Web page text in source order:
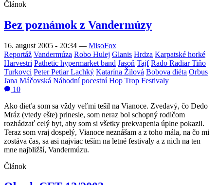
Článok
Bez poznámok z Vandermúzy
16. august 2005 - 20:34 — MisoFox
Reportáž Vandermúza Robo Hulej Glanis Hrdza Karpatské horké
Harvestri Pathetic hypermarket band Jasoň Tajf Rado Radiar Tiňo
Turkovci Peter Petiar Lachký Katarína Žilová Bobova diéta Orbus
Jana Máčovská Náhodní pocestní Hop Trop Festivaly
10
Ako dieťa som sa vždy veľmi tešil na Vianoce. Zvedavý, čo Dedo
Mráz (vtedy ešte) prinesie, som neraz bol schopný rodičom
rozhádzať celý byt, aby som si všetky prekvapenia úplne pokazil.
Teraz som vraj dospelý, Vianoce neznášam a z toho mála, na čo mi
zostáva čas, sa asi najviac teším na letné festivaly a z nich na ten
mne najbližší, Vandermúzu.
Článok